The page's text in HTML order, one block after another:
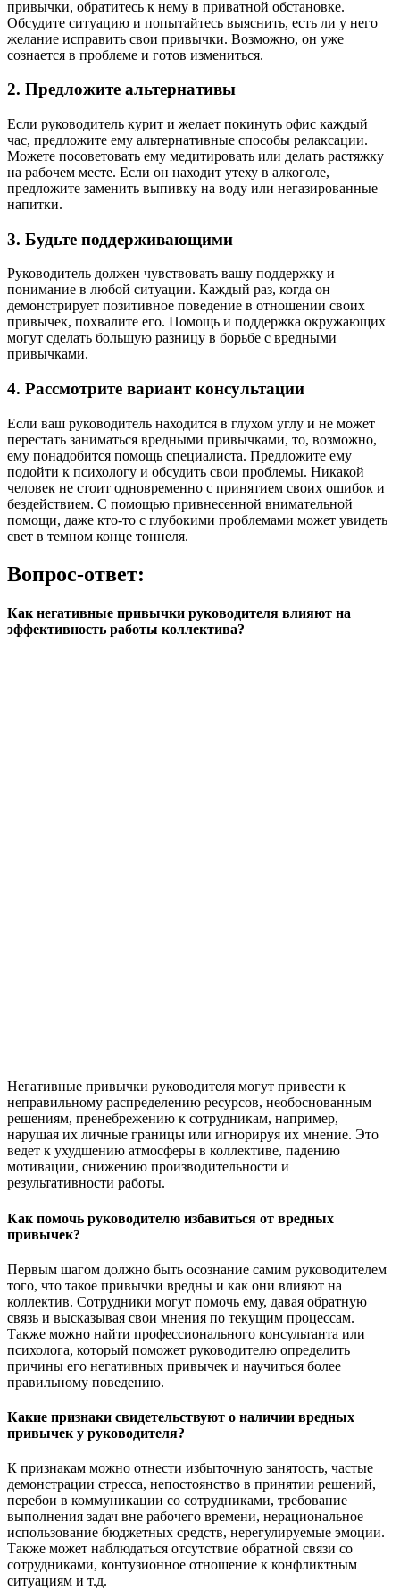
привычки, обратитесь к нему в приватной обстановке.
Обсудите ситуацию и попытайтесь выяснить, есть ли у него
желание исправить свои привычки. Возможно, он уже
сознается в проблеме и готов измениться.
2. Предложите альтернативы
Если руководитель курит и желает покинуть офис каждый
час, предложите ему альтернативные способы релаксации.
Можете посоветовать ему медитировать или делать растяжку
на рабочем месте. Если он находит утеху в алкоголе,
предложите заменить выпивку на воду или негазированные
напитки.
3. Будьте поддерживающими
Руководитель должен чувствовать вашу поддержку и
понимание в любой ситуации. Каждый раз, когда он
демонстрирует позитивное поведение в отношении своих
привычек, похвалите его. Помощь и поддержка окружающих
могут сделать большую разницу в борьбе с вредными
привычками.
4. Рассмотрите вариант консультации
Если ваш руководитель находится в глухом углу и не может
перестать заниматься вредными привычками, то, возможно,
ему понадобится помощь специалиста. Предложите ему
подойти к психологу и обсудить свои проблемы. Никакой
человек не стоит одновременно с принятием своих ошибок и
бездействием. С помощью привнесенной внимательной
помощи, даже кто-то с глубокими проблемами может увидеть
свет в темном конце тоннеля.
Вопрос-ответ:
Как негативные привычки руководителя влияют на
эффективность работы коллектива?
Негативные привычки руководителя могут привести к
неправильному распределению ресурсов, необоснованным
решениям, пренебрежению к сотрудникам, например,
нарушая их личные границы или игнорируя их мнение. Это
ведет к ухудшению атмосферы в коллективе, падению
мотивации, снижению производительности и
результативности работы.
Как помочь руководителю избавиться от вредных
привычек?
Первым шагом должно быть осознание самим руководителем
того, что такое привычки вредны и как они влияют на
коллектив. Сотрудники могут помочь ему, давая обратную
связь и высказывая свои мнения по текущим процессам.
Также можно найти профессионального консультанта или
психолога, который поможет руководителю определить
причины его негативных привычек и научиться более
правильному поведению.
Какие признаки свидетельствуют о наличии вредных
привычек у руководителя?
К признакам можно отнести избыточную занятость, частые
демонстрации стресса, непостоянство в принятии решений,
перебои в коммуникации со сотрудниками, требование
выполнения задач вне рабочего времени, нерациональное
использование бюджетных средств, нерегулируемые эмоции.
Также может наблюдаться отсутствие обратной связи со
сотрудниками, контузионное отношение к конфликтным
ситуациям и т.д.